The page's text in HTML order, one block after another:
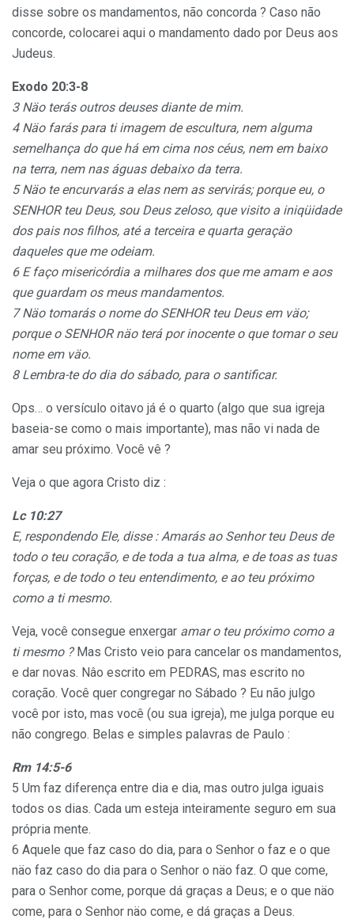
disse sobre os mandamentos, não concorda ? Caso não
concorde, colocarei aqui o mandamento dado por Deus aos
Judeus.
Exodo 20:3-8
3 Näo terás outros deuses diante de mim.
4 Näo farás para ti imagem de escultura, nem alguma
semelhança do que há em cima nos céus, nem em baixo
na terra, nem nas águas debaixo da terra.
5 Näo te encurvarás a elas nem as servirás; porque eu, o
SENHOR teu Deus, sou Deus zeloso, que visito a iniqüidade
dos pais nos filhos, até a terceira e quarta geraçäo
daqueles que me odeiam.
6 E faço misericórdia a milhares dos que me amam e aos
que guardam os meus mandamentos.
7 Näo tomarás o nome do SENHOR teu Deus em väo;
porque o SENHOR näo terá por inocente o que tomar o seu
nome em väo.
8 Lembra-te do dia do sábado, para o santificar.
Ops… o versículo oitavo já é o quarto (algo que sua igreja
baseia-se como o mais importante), mas não vi nada de
amar seu próximo. Você vê ?
Veja o que agora Cristo diz :
Lc 10:27
E, respondendo Ele, disse : Amarás ao Senhor teu Deus de
todo o teu coração, e de toda a tua alma, e de toas as tuas
forças, e de todo o teu entendimento, e ao teu próximo
como a ti mesmo.
Veja, você consegue enxergar amar o teu próximo como a
ti mesmo ?Mas Cristo veio para cancelar os mandamentos,
e dar novas. Nâo escrito em PEDRAS, mas escrito no
coração. Você quer congregar no Sábado ? Eu não julgo
você por isto, mas você (ou sua igreja), me julga porque eu
não congrego. Belas e simples palavras de Paulo :
Rm 14:5-6
5 Um faz diferença entre dia e dia, mas outro julga iguais
todos os dias. Cada um esteja inteiramente seguro em sua
própria mente.
6 Aquele que faz caso do dia, para o Senhor o faz e o que
näo faz caso do dia para o Senhor o näo faz. O que come,
para o Senhor come, porque dá graças a Deus; e o que näo
come, para o Senhor näo come, e dá graças a Deus.